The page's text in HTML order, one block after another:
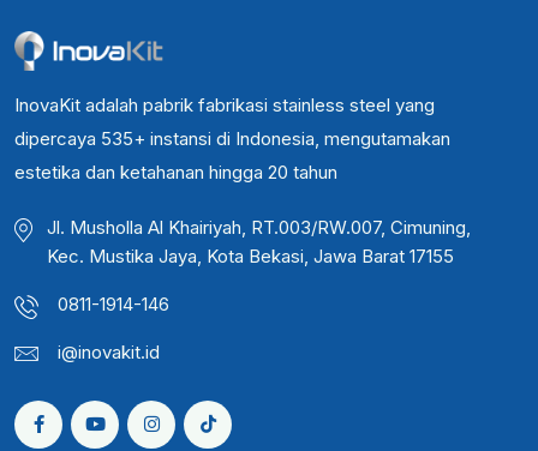
InovaKit adalah pabrik fabrikasi stainless steel yang
dipercaya 535+ instansi di Indonesia, mengutamakan
estetika dan ketahanan hingga 20 tahun
Jl. Musholla Al Khairiyah, RT.003/RW.007, Cimuning,
Kec. Mustika Jaya, Kota Bekasi, Jawa Barat 17155
0811-1914-146
i@inovakit.id